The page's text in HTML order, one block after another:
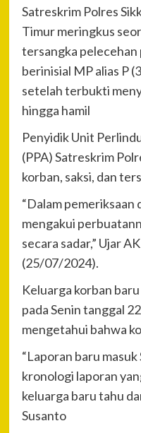
Satreskrim Polres
Timur meringkus
tersangka pelecehan
berinisial MP alias P
setelah terbukti
hingga hamil
Penyidik Unit
(PPA) Satreskrim
korban, saksi, dan
“Dalam pemeriksaan
mengakui
secara sadar,” Ujar
(25/07/2024).
Keluarga korban
pada Senin tanggal
mengetahui bahwa
“Laporan baru
kronologi laporan
keluarga baru tahu
Susanto